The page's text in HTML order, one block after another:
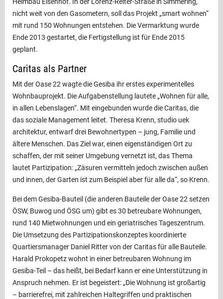
nicht weit von den Gasometern, soll das Projekt „smart wohnen“
mit rund 150 Wohnungen entstehen. Die Vermarktung wurde
Ende 2013 gestartet, die Fertig­stellung ist für Ende 2015
geplant.
Caritas als Partner
Mit der Oase 22 wagte die Gesiba ihr erstes experimentelles
Wohnbauprojekt. Die Aufgabenstellung lautete „Wohnen für alle,
in allen Lebenslagen“. Mit einge­bunden wurde die Caritas, die
das ­soziale Management leitet. Theresa Krenn, studio uek
architektur, entwarf drei Bewohner­typen – jung, Familie und
ältere ­Menschen. Das Ziel war, einen eigenständigen Ort zu
schaffen, der mit seiner Umgebung vernetzt ist, das Thema
lautet ­Partizipation: „Zäsuren vermitteln jedoch zwischen ­außen
und innen, der Garten ist zum Beispiel aber für alle da“, so Krenn.
Bei dem Gesiba-Bauteil (die anderen Bauteile der Oase 22 setzen
ÖSW, Buwog und ÖSG um) gibt es 30 betreubare Wohnungen,
rund 140 Mietwohnungen und ein geriatrisches Tageszentrum.
Die Umsetzung des Partizipationskonzeptes koordinierte
Quartiersmanager Daniel Ritter von der Caritas für alle Bauteile.
Harald Prokopetz wohnt in einer betreubaren Wohnung im
Gesiba-Teil – das heißt, bei Bedarf kann er eine Unterstützung in
Anspruch nehmen. Er ist begeistert: „Die Wohnung ist großartig
– barrierefrei, mit zahlreichen Haltegriffen und praktischen